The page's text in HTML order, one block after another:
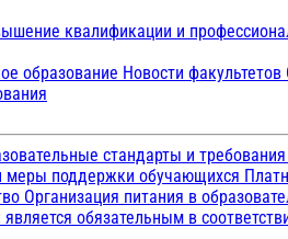
квалификации и
образование Новости факультетов
стандарты и требования
меры поддержки обучающихся
Организация питания в
обязательным в